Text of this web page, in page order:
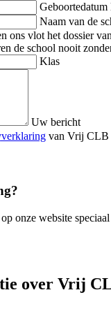
Geboortedatum
Naam van de
ons vlot het dossier
de school nooit
Klas
Uw bericht
van Vrij CLB
onze website
over Vrij